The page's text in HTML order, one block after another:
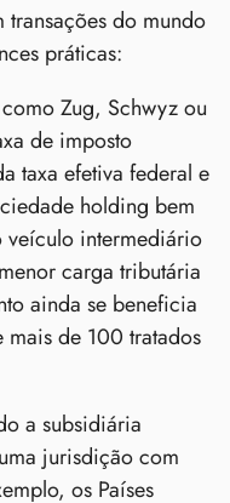
transações do mundo
práticas:
Zug, Schwyz ou
de imposto
taxa efetiva federal e
holding bem
veículo intermediário
carga tributária
ainda se beneficia
mais de 100 tratados
a subsidiária
jurisdição com
os Países